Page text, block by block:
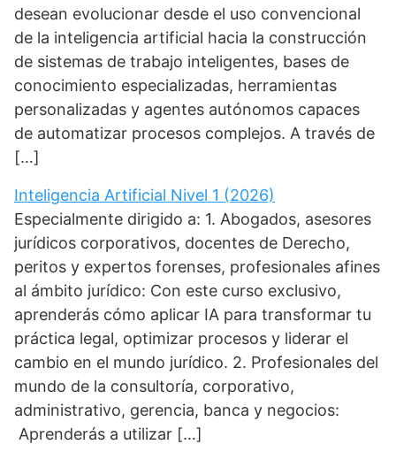
desean evolucionar desde el uso convencional
de la inteligencia artificial hacia la construcción
de sistemas de trabajo inteligentes, bases de
conocimiento especializadas, herramientas
personalizadas y agentes autónomos capaces
de automatizar procesos complejos. A través de
[…]
Inteligencia Artificial Nivel 1 (2026)
Especialmente dirigido a: 1. Abogados, asesores
jurídicos corporativos, docentes de Derecho,
peritos y expertos forenses, profesionales afines
al ámbito jurídico: Con este curso exclusivo,
aprenderás cómo aplicar IA para transformar tu
práctica legal, optimizar procesos y liderar el
cambio en el mundo jurídico. 2. Profesionales del
mundo de la consultoría, corporativo,
administrativo, gerencia, banca y negocios:
Aprenderás a utilizar […]